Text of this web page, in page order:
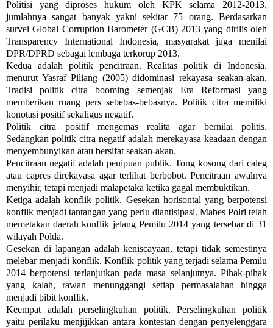
Politisi yang diproses hukum oleh KPK selama 2012-2013,
jumlahnya sangat banyak yakni sekitar 75 orang. Berdasarkan
survei Global Corruption Barometer (GCB) 2013 yang dirilis oleh
Transparency International Indonesia, masyarakat juga menilai
DPR/DPRD sebagai lembaga terkorup 2013.
Kedua adalah politik pencitraan. Realitas politik di Indonesia,
menurut Yasraf Piliang (2005) didominasi rekayasa seakan-akan.
Tradisi politik citra booming semenjak Era Reformasi yang
memberikan ruang pers sebebas-bebasnya. Politik citra memiliki
konotasi positif sekaligus negatif.
Politik citra positif mengemas realita agar bernilai politis.
Sedangkan politik citra negatif adalah merekayasa keadaan dengan
menyembunyikan atau bersifat seakan-akan.
Pencitraan negatif adalah penipuan publik. Tong kosong dari caleg
atau capres direkayasa agar terlihat berbobot. Pencitraan awalnya
menyihir, tetapi menjadi malapetaka ketika gagal membuktikan.
Ketiga adalah konflik politik. Gesekan horisontal yang berpotensi
konflik menjadi tantangan yang perlu diantisipasi. Mabes Polri telah
memetakan daerah konflik jelang Pemilu 2014 yang tersebar di 31
wilayah Polda.
Gesekan di lapangan adalah keniscayaan, tetapi tidak semestinya
melebar menjadi konflik. Konflik politik yang terjadi selama Pemilu
2014 berpotensi terlanjutkan pada masa selanjutnya. Pihak-pihak
yang kalah, rawan menunggangi setiap permasalahan hingga
menjadi bibit konflik.
Keempat adalah perselingkuhan politik. Perselingkuhan politik
yaitu perilaku menjijikkan antara kontestan dengan penyelenggara